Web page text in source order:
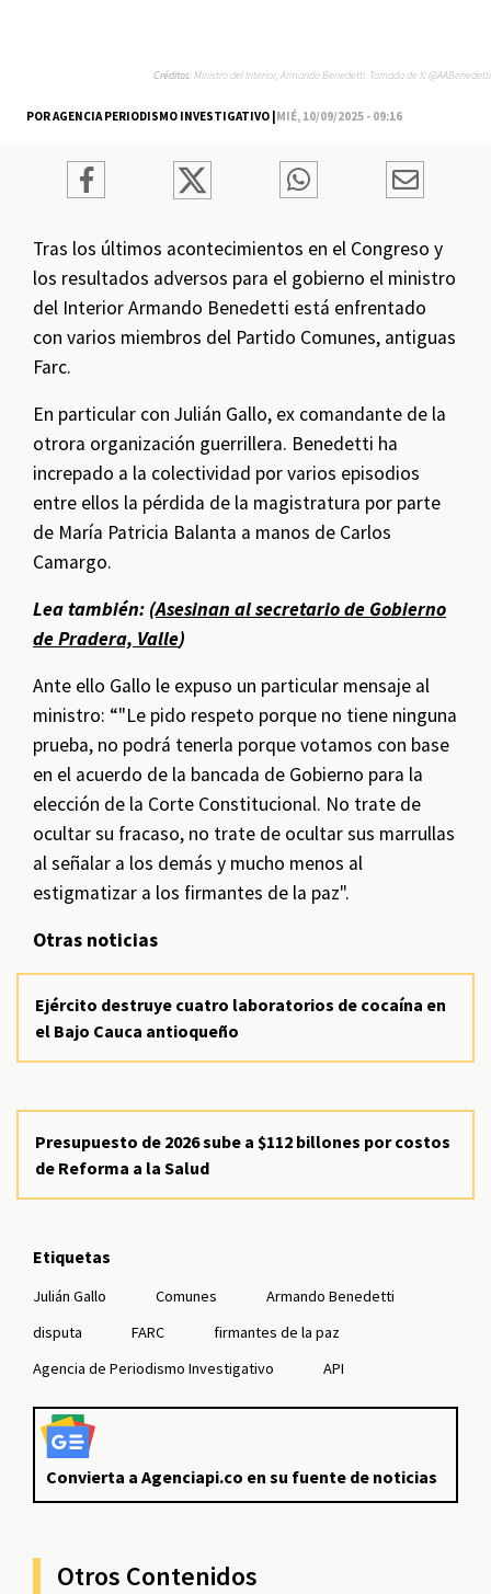
POR AGENCIA PERIODISMO INVESTIGATIVO |MIÉ, 10/09/2025 - 09:16
Créditos:Ministro del Interior, Armando Benedetti. Tomada de X: @AABenedetti
Tras los últimos acontecimientos en el Congreso y
los resultados adversos para el gobierno el ministro
del Interior Armando Benedetti está enfrentado
con varios miembros del Partido Comunes, antiguas
Farc.
En particular con Julián Gallo, ex comandante de la
otrora organización guerrillera. Benedetti ha
increpado a la colectividad por varios episodios
entre ellos la pérdida de la magistratura por parte
de María Patricia Balanta a manos de Carlos
Camargo.
Lea también: (Asesinan al secretario de Gobierno
de Pradera, Valle)
Ante ello Gallo le expuso un particular mensaje al
ministro: “"Le pido respeto porque no tiene ninguna
prueba, no podrá tenerla porque votamos con base
en el acuerdo de la bancada de Gobierno para la
elección de la Corte Constitucional. No trate de
ocultar su fracaso, no trate de ocultar sus marrullas
al señalar a los demás y mucho menos al
estigmatizar a los firmantes de la paz".
Otras noticias
Ejército destruye cuatro laboratorios de cocaína en
el Bajo Cauca antioqueño
Presupuesto de 2026 sube a $112 billones por costos
de Reforma a la Salud
Etiquetas
Julián Gallo Comunes
Armando Benedetti
disputa
FARC
firmantes de la paz
Agencia de Periodismo Investigativo
API
Convierta a Agenciapi.co en su fuente de noticias
Otros Contenidos